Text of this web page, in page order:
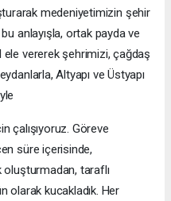
medeniyetimizin şehir
anlayışla, ortak payda ve
vererek şehrimizi, çağdaş
Altyapı ve Üstyapı
çalışıyoruz. Göreve
süre içerisinde,
oluşturmadan, taraflı
olarak kucakladık. Her